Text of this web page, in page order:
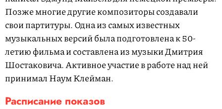
Позже многие другие композиторы создавали
свои партитуры. Одна из самых известных
музыкальных версий была подготовлена к 50-
летию фильма и составлена из музыки Дмитрия
Шостаковича. Активное участие в работе над ней
принимал Наум Клейман.
Расписание показов